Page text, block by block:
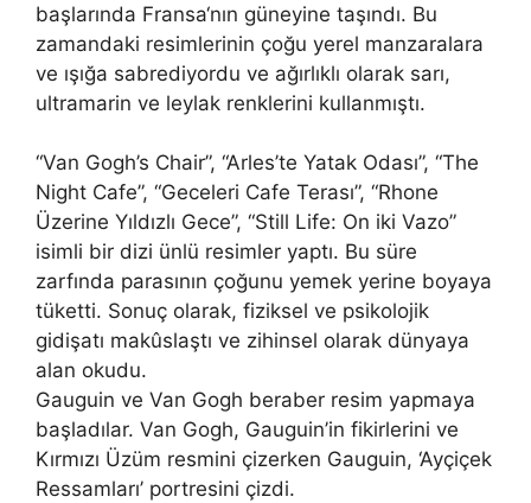
başlarında Fransa‘nın güneyine taşındı. Bu
zamandaki resimlerinin çoğu yerel manzaralara
ve ışığa sabrediyordu ve ağırlıklı olarak sarı,
ultramarin ve leylak renklerini kullanmıştı.
“Van Gogh’s Chair”, “Arles’te Yatak Odası”, “The
Night Cafe”, “Geceleri Cafe Terası”, “Rhone
Üzerine Yıldızlı Gece”, “Still Life: On iki Vazo”
isimli bir dizi ünlü resimler yaptı. Bu süre
zarfında parasının çoğunu yemek yerine boyaya
tüketti. Sonuç olarak, fiziksel ve psikolojik
gidişatı makûslaştı ve zihinsel olarak dünyaya
alan okudu.
Gauguin ve Van Gogh beraber resim yapmaya
başladılar. Van Gogh, Gauguin’in fikirlerini ve
Kırmızı Üzüm resmini çizerken Gauguin, ‘Ayçiçek
Ressamları’ portresini çizdi.